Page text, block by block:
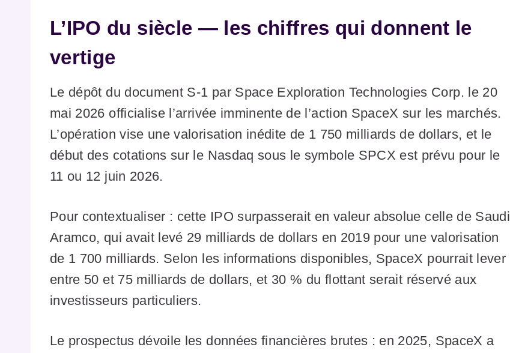
L’IPO du siècle — les chiffres qui donnent le
vertige
Le dépôt du document S-1 par Space Exploration Technologies Corp. le 20
mai 2026 officialise l’arrivée imminente de l’action SpaceX sur les marchés.
L’opération vise une valorisation inédite de 1 750 milliards de dollars, et le
début des cotations sur le Nasdaq sous le symbole SPCX est prévu pour le
11 ou 12 juin 2026.
Pour contextualiser : cette IPO surpasserait en valeur absolue celle de Saudi
Aramco, qui avait levé 29 milliards de dollars en 2019 pour une valorisation
de 1 700 milliards. Selon les informations disponibles, SpaceX pourrait lever
entre 50 et 75 milliards de dollars, et 30 % du flottant serait réservé aux
investisseurs particuliers.
Le prospectus dévoile les données financières brutes : en 2025, SpaceX a